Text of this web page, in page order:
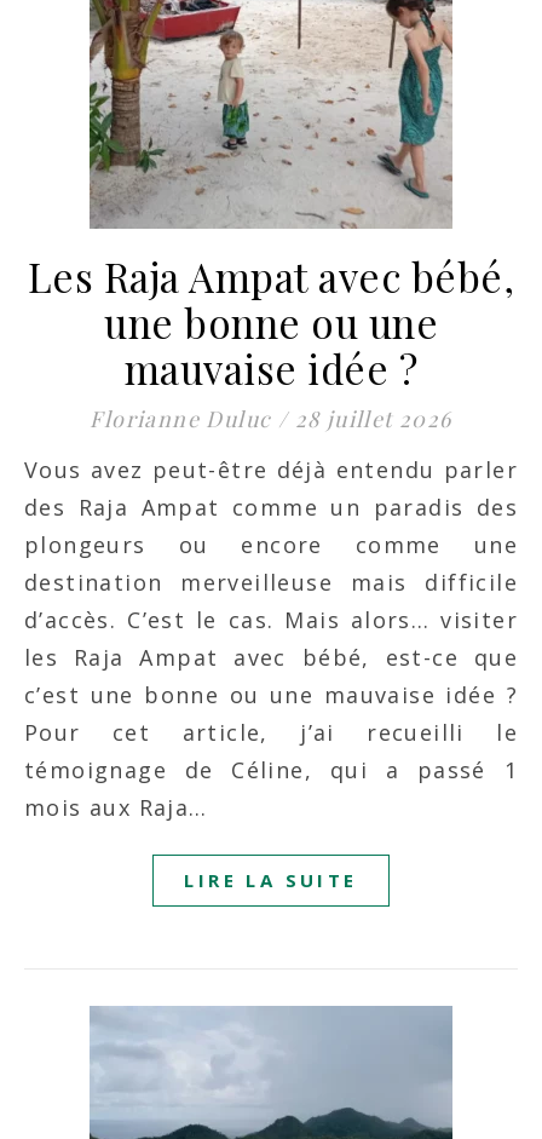
Les Raja Ampat avec bébé,
une bonne ou une
mauvaise idée ?
Florianne Duluc / 28 juillet 2026
Vous avez peut-être déjà entendu parler
des Raja Ampat comme un paradis des
plongeurs ou encore comme une
destination merveilleuse mais difficile
d’accès. C’est le cas. Mais alors… visiter
les Raja Ampat avec bébé, est-ce que
c’est une bonne ou une mauvaise idée ?
Pour cet article, j’ai recueilli le
témoignage de Céline, qui a passé 1
mois aux Raja…
LIRE LA SUITE